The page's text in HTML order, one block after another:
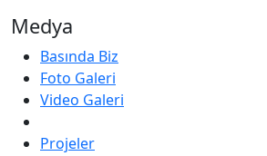
Medya
Basında Biz
Foto Galeri
Video Galeri
Projeler